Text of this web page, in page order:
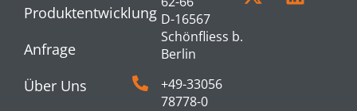
Produktentwicklung
Anfrage
Über Uns
D-16567
Schönfliess b.
Berlin
+49-33056
78778-0